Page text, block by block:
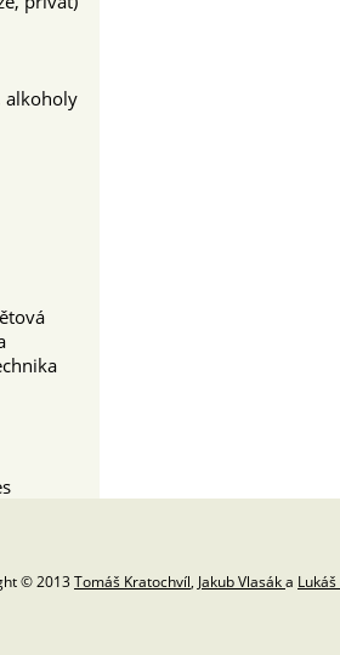
alkoholy
© 2013Tomáš Kratochvíl, Jakub Vlasáka